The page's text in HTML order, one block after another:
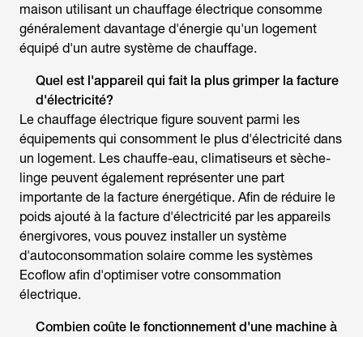
maison utilisant un chauffage électrique consomme
généralement davantage d'énergie qu'un logement
équipé d'un autre système de chauffage.
Quel est l'appareil qui fait la plus grimper la facture
d'électricité?
Le chauffage électrique figure souvent parmi les
équipements qui consomment le plus d'électricité dans
un logement. Les chauffe-eau, climatiseurs et sèche-
linge peuvent également représenter une part
importante de la facture énergétique. Afin de réduire le
poids ajouté à la facture d'électricité par les appareils
énergivores, vous pouvez installer un système
d'autoconsommation solaire comme les systèmes
Ecoflow afin d'optimiser votre consommation
électrique.
Combien coûte le fonctionnement d'une machine à